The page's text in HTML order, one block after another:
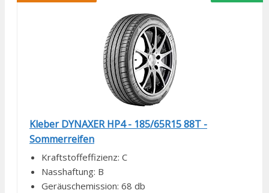
Kleber DYNAXER HP4 - 185/65R15 88T -
Sommerreifen
Kraftstoffeffizienz: C
Nasshaftung: B
Geräuschemission: 68 db